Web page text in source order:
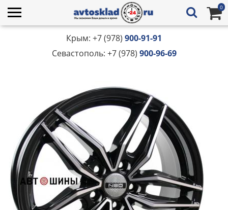
0
Крым: +7 (978) 900-91-91
Севастополь: +7 (978) 900-96-69